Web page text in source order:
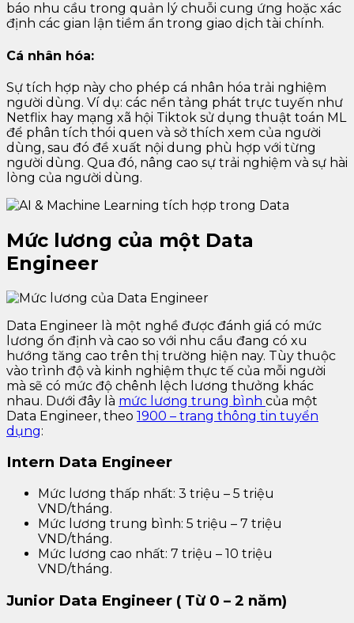
báo nhu cầu trong quản lý chuỗi cung ứng hoặc xác
định các gian lận tiềm ẩn trong giao dịch tài chính.
Cá nhân hóa:
Sự tích hợp này cho phép cá nhân hóa trải nghiệm
người dùng. Ví dụ: các nền tảng phát trực tuyến như
Netflix hay mạng xã hội Tiktok sử dụng thuật toán ML
để phân tích thói quen và sở thích xem của người
dùng, sau đó đề xuất nội dung phù hợp với từng
người dùng. Qua đó, nâng cao sự trải nghiệm và sự hài
lòng của người dùng.
Mức lương của một Data
Engineer
Data Engineer là một nghề được đánh giá có mức
lương ổn định và cao so với nhu cầu đang có xu
hướng tăng cao trên thị trường hiện nay. Tùy thuộc
vào trình độ và kinh nghiệm thực tế của mỗi người
mà sẽ có mức độ chênh lệch lương thưởng khác
nhau. Dưới đây là mức lương trung bình của một
Data Engineer, theo 1900 – trang thông tin tuyển
dụng:
Intern Data Engineer
Mức lương thấp nhất: 3 triệu – 5 triệu
VND/tháng.
Mức lương trung bình: 5 triệu – 7 triệu
VND/tháng.
Mức lương cao nhất: 7 triệu – 10 triệu
VND/tháng.
Junior Data Engineer ( Từ 0 – 2 năm)